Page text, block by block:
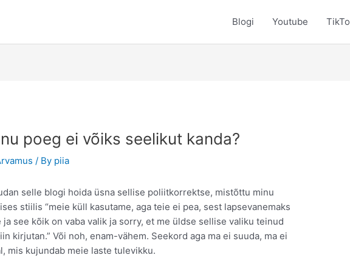
Blogi Youtube
poeg ei võiks seelikut kanda?
/ By piia
selle blogi hoida üsna sellise poliitkorrektse, mistõttu minu
stiilis “meie küll kasutame, aga teie ei pea, sest lapsevanemaks
see kõik on vaba valik ja sorry, et me üldse sellise valiku teinud
kirjutan.” Või noh, enam-vähem. Seekord aga ma ei suuda, ma ei
mis kujundab meie laste tulevikku.